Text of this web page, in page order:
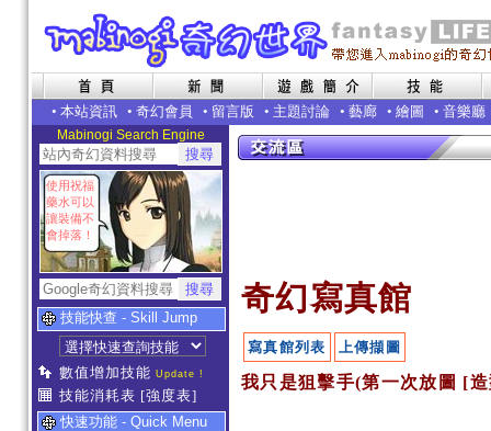
• 本站資訊 • 奇幻會員 • 留言版 • 主題討論 • 藝廊 • 繪圖 • 音樂廳
Mabinogi Search Engine
使用祝福
藥水可以
讓裝備不
會掉落！
技能快查 - Skill Jump
數值增加技能 Update !
技能消耗表 [強度表]
快速功能 - Quick Menu
奇幻寫真館
寫真館列表 上傳擷圖
我只是狙擊手(第一次放圖 [